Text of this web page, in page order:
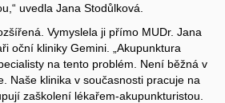
uvedla Jana Stodůlková.
Vymyslela ji přímo MUDr. Jana
oční kliniky Gemini. „Akupunktura
na tento problém. Není běžná v
Naše klinika v současnosti pracuje na
zaškolení lékařem-akupunkturistou.